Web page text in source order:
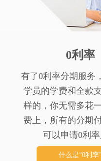
0利率
有了0利率分期服务
学员的学费和全款
样的，你无需多花
费上，所有的分期
可以申请0利
什么是“0利率